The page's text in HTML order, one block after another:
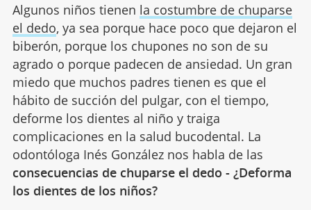
Algunos niños tienen la costumbre de chuparse
el dedo, ya sea porque hace poco que dejaron el
biberón, porque los chupones no son de su
agrado o porque padecen de ansiedad. Un gran
miedo que muchos padres tienen es que el
hábito de succión del pulgar, con el tiempo,
deforme los dientes al niño y traiga
complicaciones en la salud bucodental. La
odontóloga Inés González nos habla de las
consecuencias de chuparse el dedo - ¿Deforma
los dientes de los niños?